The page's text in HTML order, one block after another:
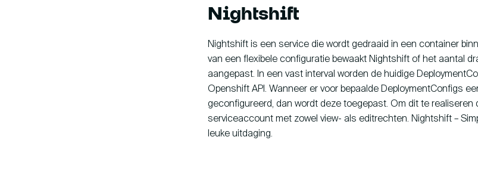
Nightshift
Nightshift is een service die wordt gedraaid in een container
van een flexibele configuratie bewaakt Nightshift of het aantal
aangepast. In een vast interval worden de huidige
Openshift API. Wanneer er voor bepaalde DeploymentConfigs
geconfigureerd, dan wordt deze toegepast. Om dit te realiseren
serviceaccount met zowel view- als editrechten. Nightshift –
leuke uitdaging.